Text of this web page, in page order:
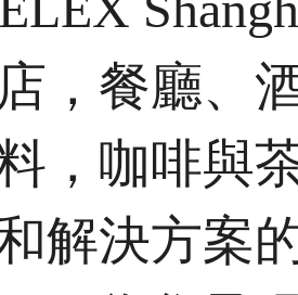
，餐廳、
，咖啡與
解決方案